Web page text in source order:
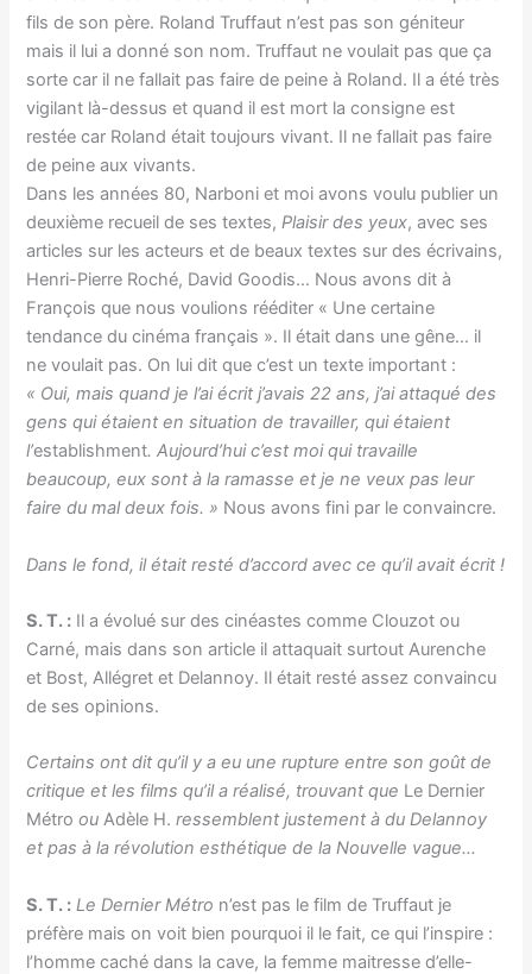
fils de son père. Roland Truffaut n’est pas son géniteur
mais il lui a donné son nom. Truffaut ne voulait pas que ça
sorte car il ne fallait pas faire de peine à Roland. Il a été très
vigilant là-dessus et quand il est mort la consigne est
restée car Roland était toujours vivant. Il ne fallait pas faire
de peine aux vivants.
Dans les années 80, Narboni et moi avons voulu publier un
deuxième recueil de ses textes,Plaisir des yeux, avec ses
articles sur les acteurs et de beaux textes sur des écrivains,
Henri-Pierre Roché, David Goodis… Nous avons dit à
François que nous voulions rééditer « Une certaine
tendance du cinéma français ». Il était dans une gêne… il
ne voulait pas. On lui dit que c’est un texte important :
« Oui, mais quand je l’ai écrit j’avais 22 ans, j’ai attaqué des
gens qui étaient en situation de travailler, qui étaient
l’establishment. Aujourd’hui c’est moi qui travaille
beaucoup, eux sont à la ramasse et je ne veux pas leur
faire du mal deux fois. » Nous avons fini par le convaincre.
Dans le fond, il était resté d’accord avec ce qu’il avait écrit !
S. T. : Il a évolué sur des cinéastes comme Clouzot ou
Carné, mais dans son article il attaquait surtout Aurenche
et Bost, Allégret et Delannoy. Il était resté assez convaincu
de ses opinions.
Certains ont dit qu’il y a eu une rupture entre son goût de
critique et les films qu’il a réalisé, trouvant que Le Dernier
Métroou Adèle H. ressemblent justement à du Delannoy
et pas à la révolution esthétique de la Nouvelle vague…
S. T. : Le Dernier Métro n’est pas le film de Truffaut je
préfère mais on voit bien pourquoi il le fait, ce qui l’inspire :
l’homme caché dans la cave, la femme maitresse d’elle-